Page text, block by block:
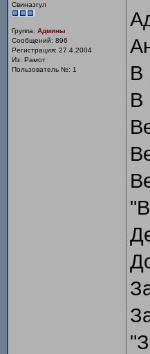
Свиназгул
Группа: Админы
Сообщений: 896
Регистрация: 27.4.2004
Из: Рамот
Пользователь №: 1
В
В